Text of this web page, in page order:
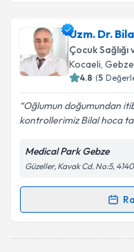
Uzm. Dr. Gülsüm
talebi oluşturun.
için bir takvim
bilgilendireceğiz.
E-posta Adresiniz
Kişisel
Metni'ni
kapsamda
Uzm. Dr.
Çocuk Sağlığı
Kocaeli, Gebze
4.8 (5
Oğlumun doğumundan
kontrollerimiz Bilal hoca
Medical Park Gebze
Güzeller, Kavak Cd. No:5,
Randevu